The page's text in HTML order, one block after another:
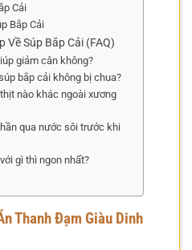
Cải
Bắp Cải
Về Súp Bắp Cải (FAQ)
giảm cân không?
bắp cải không bị chua?
nào khác ngoài xương
qua nước sôi trước khi
gì thì ngon nhất?
Thanh Đạm Giàu Dinh